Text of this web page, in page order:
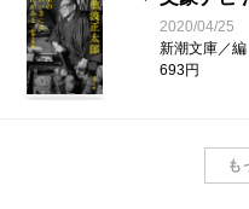
呼ばれるロングセラ
作家の著名な作品が
売上げ部数を減らし
が並ぶ平積みの台に
文庫の背表紙を眺め
2020/04/25
新潮文庫／編
693円
文豪ナビ
2021/01/28
も